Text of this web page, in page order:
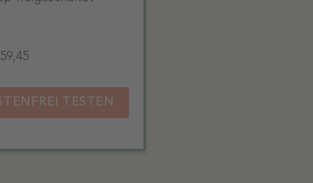
TESTEN